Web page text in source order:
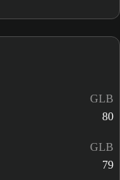
GLB
80
GLB
79